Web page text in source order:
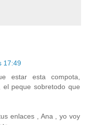
17:49
estar esta compota,
peque sobretodo que
enlaces , Ana , yo voy